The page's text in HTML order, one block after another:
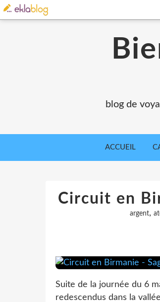
blog de
ACCUEIL
Circuit en
argent,
Suite de la journée du 6
redescendus dans la